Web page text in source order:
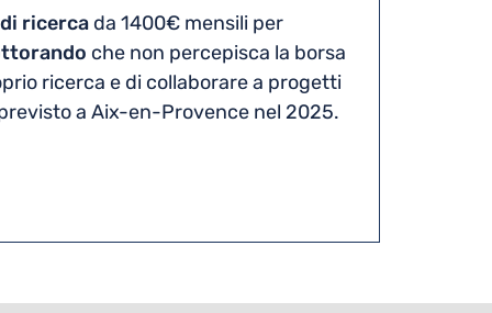
ricerca da 1400€ mensili per
che non percepisca la borsa
ricerca e di collaborare a progetti
a Aix-en-Provence nel 2025.